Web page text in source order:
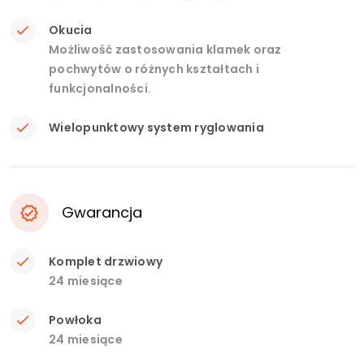
Okucia
Możliwość zastosowania klamek oraz
pochwytów o różnych kształtach i
funkcjonalności.
Wielopunktowy system ryglowania
Gwarancja
Komplet drzwiowy
24 miesiące
Powłoka
24 miesiące